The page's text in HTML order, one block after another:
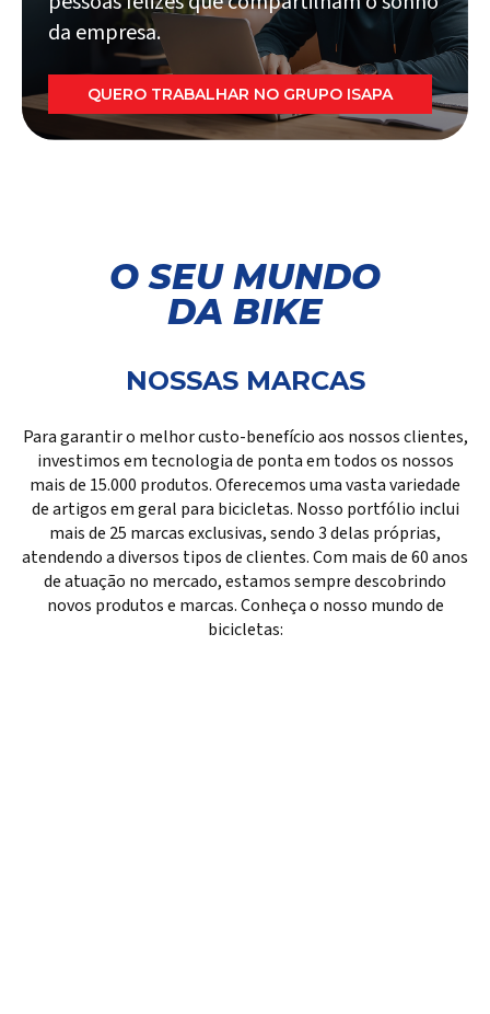
da empresa.
QUERO TRABALHAR NO GRUPO ISAPA
Façam login aqui para acessar suas
ferramentas e informações exclusivas.
FAÇA LOGIN
O SEU MUNDO
DA BIKE
NOSSAS MARCAS
Para garantir o melhor custo-benefício aos nossos clientes,
investimos em tecnologia de ponta em todos os nossos
mais de 15.000 produtos. Oferecemos uma vasta variedade
de artigos em geral para bicicletas. Nosso portfólio inclui
mais de 25 marcas exclusivas, sendo 3 delas próprias,
atendendo a diversos tipos de clientes. Com mais de 60 anos
de atuação no mercado, estamos sempre descobrindo
novos produtos e marcas. Conheça o nosso mundo de
bicicletas: